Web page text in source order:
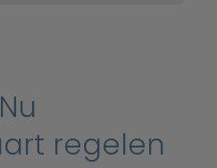
Nu
regelen